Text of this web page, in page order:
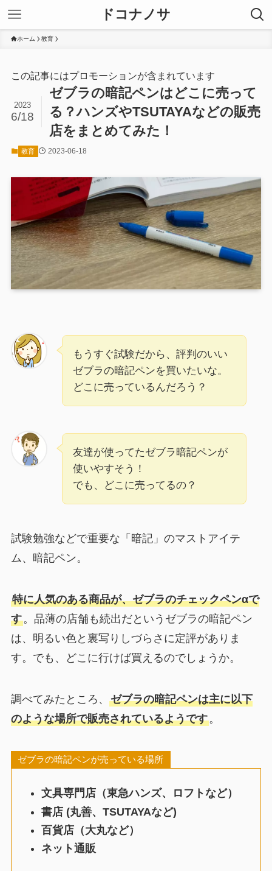
ドコナノサ
ホーム 教育
この記事にはプロモーションが含まれています
ゼブラの暗記ペンはどこに売って
る？ハンズやTSUTAYAなどの販売
店をまとめてみた！
2023
6/18
教育 2023-06-18
もうすぐ試験だから、評判のいい
ゼブラの暗記ペンを買いたいな。
どこに売っているんだろう？
友達が使ってたゼブラ暗記ペンが
使いやすそう！
でも、どこに売ってるの？
試験勉強などで重要な「暗記」のマストアイテ
ム、暗記ペン。
特に人気のある商品が、ゼブラのチェックペンαで
す。品薄の店舗も続出だというゼブラの暗記ペン
は、明るい色と裏写りしづらさに定評がありま
す。でも、どこに行けば買えるのでしょうか。
調べてみたところ、 ゼブラの暗記ペンは主に以下
のような場所で販売されているようです。
ゼブラの暗記ペンが売っている場所
文具専門店（東急ハンズ、ロフトなど）
書店 (丸善、TSUTAYAなど)
百貨店（大丸など）
ネット通販